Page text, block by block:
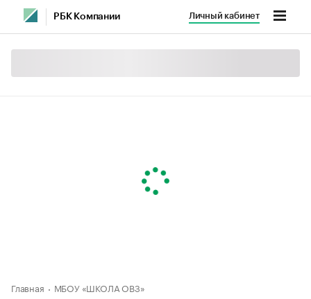
РБК Компании Личный кабинет
Главная МБОУ «ШКОЛА ОВЗ»